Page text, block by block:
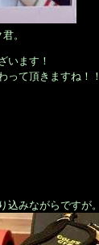
。
います！
って頂きますね！！
込みながらですが。